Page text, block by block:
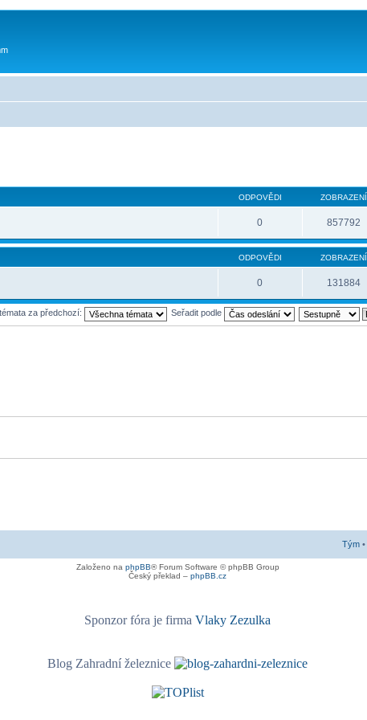
ODPOVĚDI ZOBRAZENÍ
0 857792
ODPOVĚDI ZOBRAZENÍ
0 131884
za předchozí: Seřadit podle
Tým •
Založeno na phpBB® Forum Software © phpBB Group
Český překlad – phpBB.cz
Sponzor fóra je firma Vlaky Zezulka
Blog Zahradní železnice